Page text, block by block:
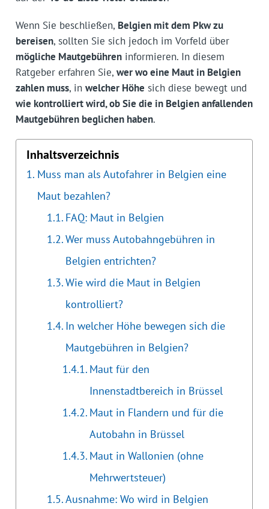
Wenn Sie beschließen, Belgien mit dem Pkw zu
bereisen, sollten Sie sich jedoch im Vorfeld über
mögliche Mautgebühreninformieren. In diesem
Ratgeber erfahren Sie, wer wo eine Maut in Belgien
zahlen muss, in welcher Höhe sich diese bewegt und
wie kontrolliert wird, ob Sie die in Belgien anfallenden
Mautgebühren beglichen haben.
Inhaltsverzeichnis
Muss man als Autofahrer in Belgien eine
Maut bezahlen?
FAQ: Maut in Belgien
Wer muss Autobahngebühren in
Belgien entrichten?
Wie wird die Maut in Belgien
kontrolliert?
In welcher Höhe bewegen sich die
Mautgebühren in Belgien?
Maut für den
Innenstadtbereich in Brüssel
Maut in Flandern und für die
Autobahn in Brüssel
Maut in Wallonien (ohne
Mehrwertsteuer)
Ausnahme: Wo wird in Belgien